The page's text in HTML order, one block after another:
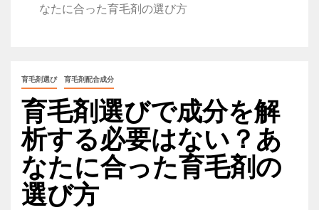
なたに合った育毛剤の選び方
育毛剤選び 育毛剤配合成分
育毛剤選びで成分を解
析する必要はない？あ
なたに合った育毛剤の
選び方